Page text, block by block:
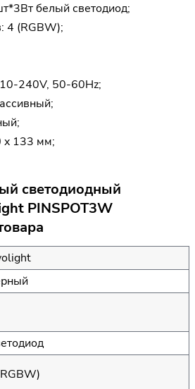
белый светодиод;
4 (RGBW);
240V, 50-60Hz;
x 133 мм;
светодиодный
PINSPOT3W